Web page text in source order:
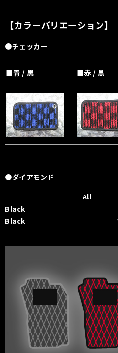
【カラーバリエーション】
●チェッカー
■青 / 黒 ■赤 / 黒
●ダイアモンド
All
Black
Black White /